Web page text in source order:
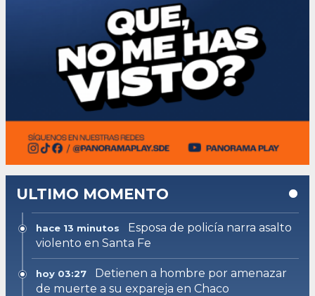
ULTIMO MOMENTO
hace 13 minutos
Esposa de policía narra asalto
violento en Santa Fe
hoy 03:27
Detienen a hombre por amenazar
de muerte a su expareja en Chaco